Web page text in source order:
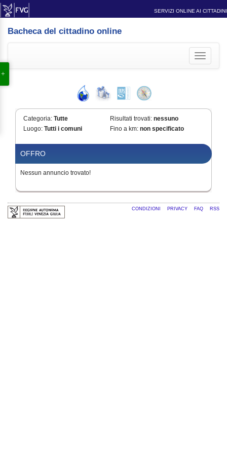
SERVIZI ONLINE AI CITTADINI
Bacheca del cittadino online
Toggle
Categoria: Tutte Risultati trovati: nessuno
Luogo: Tutti i comuni Fino a km: non specificato
OFFRO
Nessun annuncio trovato!
CONDIZIONI PRIVACY FAQ RSS